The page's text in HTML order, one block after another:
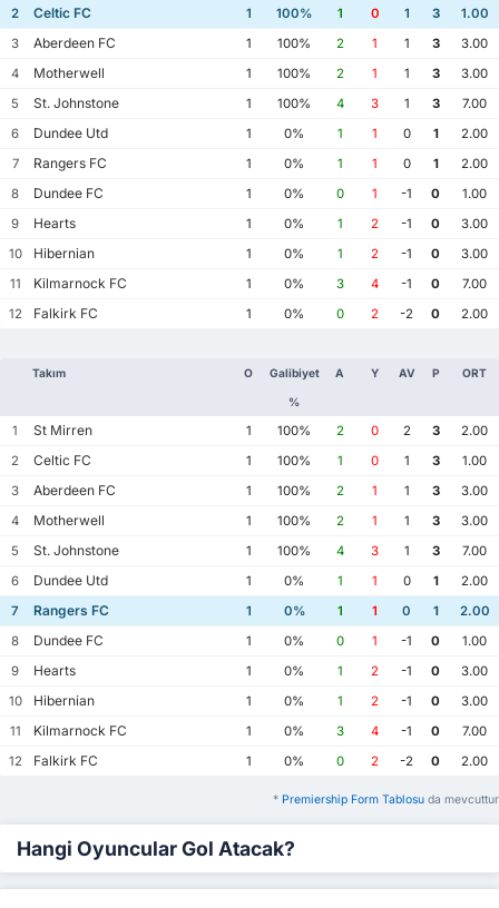
2 Celtic FC 1 100% 1 0 1 3
1.00
3
Aberdeen FC 1 100% 2 1 1 3
3.00
4
Motherwell 1 100% 2 1 1 3
3.00
5
St. Johnstone 1 100% 4 3 1 3
7.00
6
Dundee Utd 1 0% 1 1 0 1
2.00
7
Rangers FC 1 0% 1 1 0 1
2.00
8
Dundee FC 1 0% 0 1 -1 0
1.00
9
Hearts 1 0% 1 2 -1 0
3.00
10
Hibernian 1 0% 1 2 -1 0
3.00
11
Kilmarnock FC 1 0% 3 4 -1 0
7.00
12
Falkirk FC 1 0% 0 2 -2 0 2.00
Takım O Galibiyet
%
A Y AV P ORT
1 St Mirren 1 100% 2 0 2 3
2.00
2
Celtic FC 1 100% 1 0 1 3
1.00
3
Aberdeen FC 1 100% 2 1 1 3
3.00
4
Motherwell 1 100% 2 1 1 3
3.00
5
St. Johnstone 1 100% 4 3 1 3
7.00
6
Dundee Utd 1 0% 1 1 0 1
2.00
7
Rangers FC 1 0% 1 1 0 1
2.00
8
Dundee FC 1 0% 0 1 -1 0
1.00
9
Hearts 1 0% 1 2 -1 0
3.00
10
Hibernian 1 0% 1 2 -1 0
3.00
11
Kilmarnock FC 1 0% 3 4 -1 0
7.00
12
Falkirk FC 1 0% 0 2 -2 0 2.00
* Premiership Form Tablosu da mevcuttur
Hangi Oyuncular Gol Atacak?